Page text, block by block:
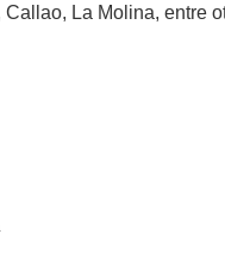
La Molina, entre